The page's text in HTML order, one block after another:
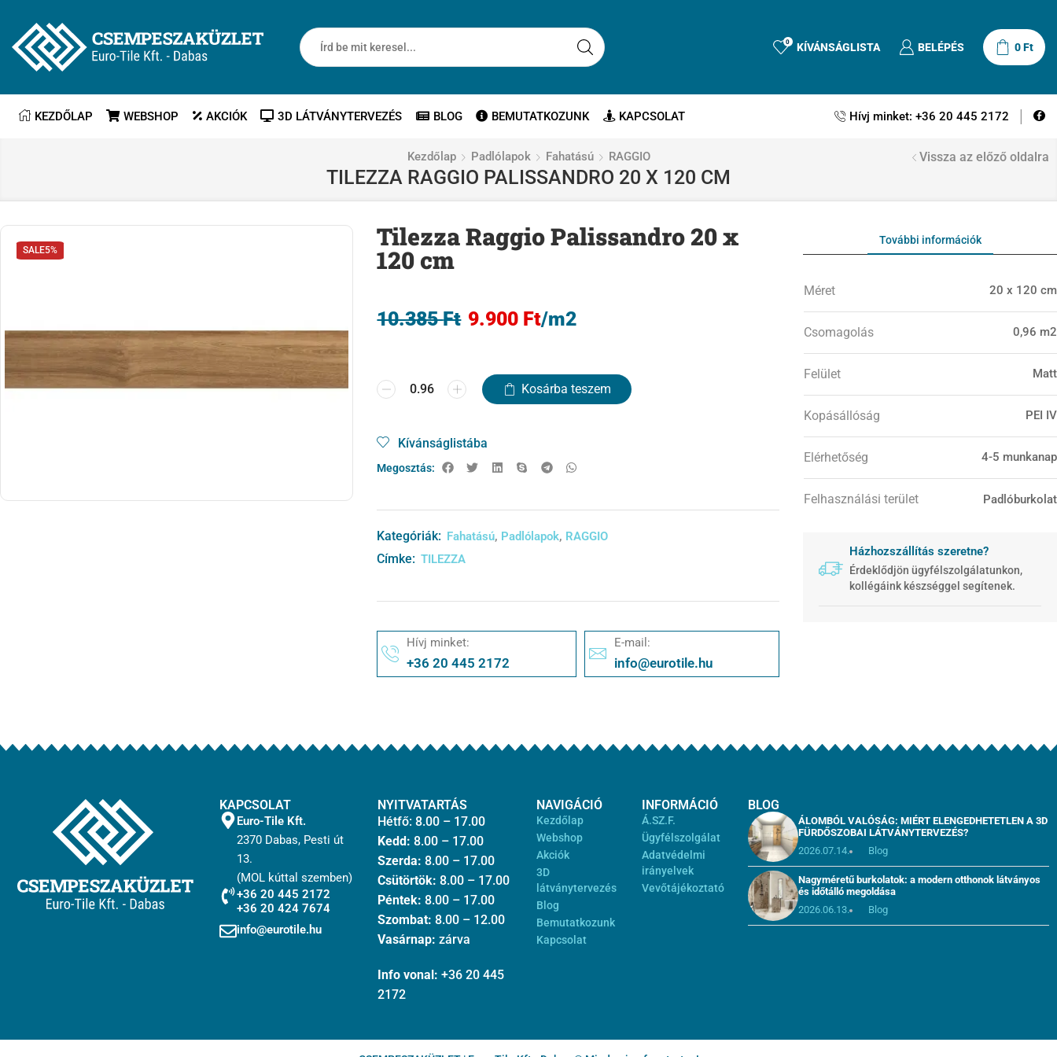
0 KÍVÁNSÁGLISTA BELÉPÉS 0Ft
KEZDŐLAP WEBSHOP AKCIÓK 3D LÁTVÁNYTERVEZÉS BLOG BEMUTATKOZUNK KAPCSOLAT Hívj minket: +36 20 445 2172
Kezdőlap Padlólapok Fahatású RAGGIO
TILEZZA RAGGIO PALISSANDRO 20 X 120 CM
Vissza az előző oldalra
SALE5% Tilezza Raggio Palissandro 20 x
120 cm
10.385Ft 9.900 Ft/m2
Kosárba teszem
Kívánságlistába
Megosztás:
Kategóriák: Fahatású, Padlólapok, RAGGIO
Címke: TILEZZA
Hívj minket:
+36 20 445 2172
E-mail:
info@eurotile.hu
További információk
Méret 20 x 120 cm
Csomagolás 0,96 m2
Felület Matt
Kopásállóság PEI IV
Elérhetőség 4-5 munkanap
Felhasználási terület Padlóburkolat
Házhozszállítás szeretne?
Érdeklődjön ügyfélszolgálatunkon,
kollégáink készséggel segítenek.
KAPCSOLAT
Euro-Tile Kft.
2370 Dabas, Pesti út
13.
(MOL kúttal szemben)
+36 20 445 2172
+36 20 424 7674
info@eurotile.hu
NYITVATARTÁS
Hétfő: 8.00 – 17.00
Kedd: 8.00 – 17.00
Szerda: 8.00 – 17.00
Csütörtök: 8.00 – 17.00
Péntek: 8.00 – 17.00
Szombat: 8.00 – 12.00
Vasárnap: zárva
Info vonal: +36 20 445
2172
NAVIGÁCIÓ
Kezdőlap
Webshop
Akciók
3D
látványtervezés
Blog
Bemutatkozunk
Kapcsolat
INFORMÁCIÓ
Á.SZ.F.
Ügyfélszolgálat
Adatvédelmi
irányelvek
Vevőtájékoztató
BLOG
ÁLOMBÓL VALÓSÁG: MIÉRT ELENGEDHETETLEN A 3D
FÜRDŐSZOBAI LÁTVÁNYTERVEZÉS?
2026.07.14.
Blog
Nagyméretű burkolatok: a modern otthonok látványos
és időtálló megoldása
2026.06.13.
Blog